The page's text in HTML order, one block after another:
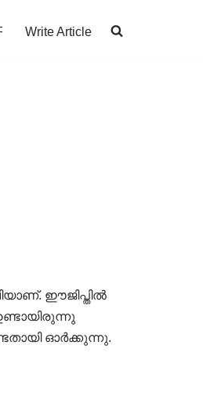
Write Article
ഈജിപ്തിൽ
ഓർക്കുന്നു.